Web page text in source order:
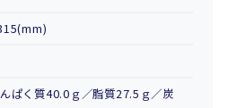
ぱく質40.0ｇ／脂質27.5ｇ／炭